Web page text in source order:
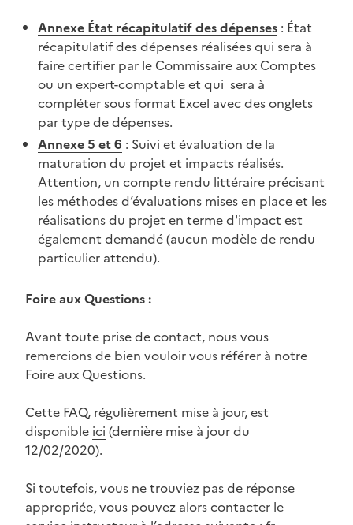
Annexe État récapitulatif des dépenses : État
récapitulatif des dépenses réalisées qui sera à
faire certifier par le Commissaire aux Comptes
ou un expert-comptable et qui sera à
compléter sous format Excel avec des onglets
par type de dépenses.
Annexe 5 et 6 : Suivi et évaluation de la
maturation du projet et impacts réalisés.
Attention, un compte rendu littéraire précisant
les méthodes d’évaluations mises en place et les
réalisations du projet en terme d'impact est
également demandé (aucun modèle de rendu
particulier attendu).
Foire aux Questions :
Avant toute prise de contact, nous vous
remercions de bien vouloir vous référer à notre
Foire aux Questions.
Cette FAQ, régulièrement mise à jour, est
disponible ici (dernière mise à jour du
12/02/2020).
Si toutefois, vous ne trouviez pas de réponse
appropriée, vous pouvez alors contacter le